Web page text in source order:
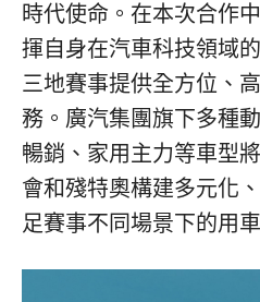
時代使命。在本次合作
揮自身在汽車科技領域
三地賽事提供全方位、
務。廣汽集團旗下多種
暢銷、家用主力等車型
會和殘特奧構建多元化
足賽事不同場景下的用